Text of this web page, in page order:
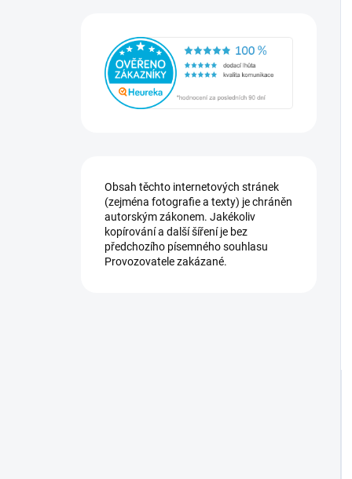
Obsah těchto internetových stránek
(zejména fotografie a texty) je chráněn
autorským zákonem. Jakékoliv
kopírování a další šíření je bez
předchozího písemného souhlasu
Provozovatele zakázané.